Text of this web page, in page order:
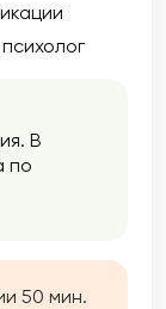
В
по
в
50 мин.